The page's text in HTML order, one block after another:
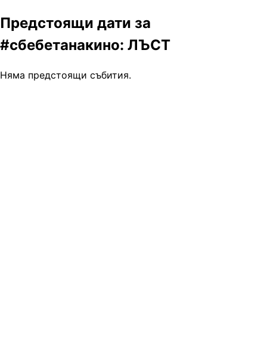
Предстоящи дати за
#сбебетанакино: ЛЪСТ
Няма предстоящи събития.